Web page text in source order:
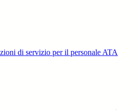
di servizio per il personale ATA